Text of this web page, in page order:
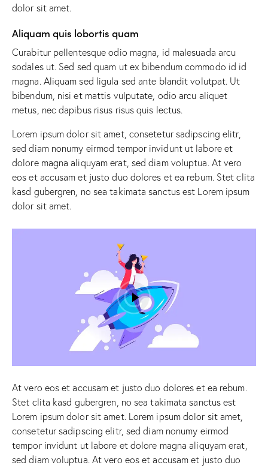
dolor sit amet.
Aliquam quis lobortis quam
Curabitur pellentesque odio magna, id malesuada arcu
sodales ut. Sed sed quam ut ex bibendum commodo id id
magna. Aliquam sed ligula sed ante blandit volutpat. Ut
bibendum, nisi et mattis vulputate, odio arcu aliquet
metus, nec dapibus risus risus quis lectus.
Lorem ipsum dolor sit amet, consetetur sadipscing elitr,
sed diam nonumy eirmod tempor invidunt ut labore et
dolore magna aliquyam erat, sed diam voluptua. At vero
eos et accusam et justo duo dolores et ea rebum. Stet clita
kasd gubergren, no sea takimata sanctus est Lorem ipsum
dolor sit amet.
At vero eos et accusam et justo duo dolores et ea rebum.
Stet clita kasd gubergren, no sea takimata sanctus est
Lorem ipsum dolor sit amet. Lorem ipsum dolor sit amet,
consetetur sadipscing elitr, sed diam nonumy eirmod
tempor invidunt ut labore et dolore magna aliquyam erat,
sed diam voluptua. At vero eos et accusam et justo duo